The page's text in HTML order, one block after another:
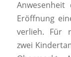
Eröffnung
verlieh. Für
zwei